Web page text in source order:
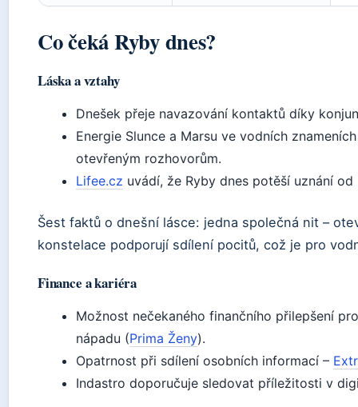
Co čeká Ryby dnes?
Láska a vztahy
Dnešek přeje navazování kontaktů díky
Energie Slunce a Marsu ve vodních
otevřeným rozhovorům.
Lifee.cz uvádí, že Ryby dnes potěší uznání
Šest faktů o dnešní lásce: jedna společná nit –
konstelace podporují sdílení pocitů, což je pro
Finance a kariéra
Možnost nečekaného finančního přilepšení
nápadu (Prima Ženy).
Opatrnost při sdílení osobních informací –
Indastro doporučuje sledovat příležitosti v